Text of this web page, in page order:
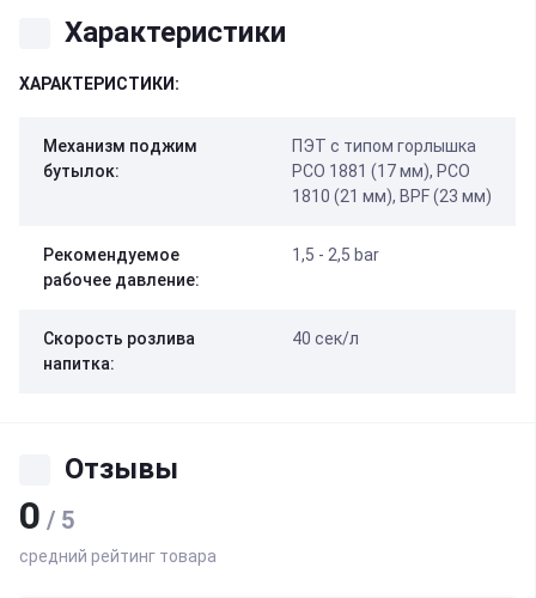
Характеристики
ХАРАКТЕРИСТИКИ:
Механизм поджим
бутылок:
ПЭТ с типом горлышка
PCO 1881 (17 мм), PCO
1810 (21 мм), BPF (23 мм)
Рекомендуемое
рабочее давление:
1,5 - 2,5 bar
Скорость розлива
напитка:
40 сек/л
Отзывы
0 / 5
средний рейтинг товара